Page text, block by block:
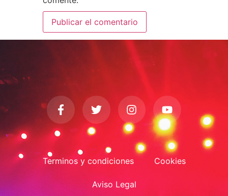
Terminos y condiciones Cookies
Aviso Legal